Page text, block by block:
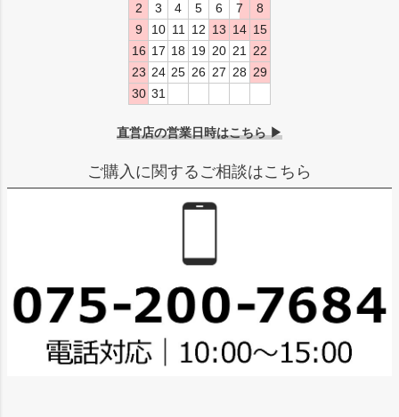
2
3 4 5 6 7
8
9
10 11 12 13 14 15
16 17 18 19 20 21 22
23 24 25 26 27 28 29
30 31
直営店の営業日時はこちら ▶
ご購入に関するご相談はこちら